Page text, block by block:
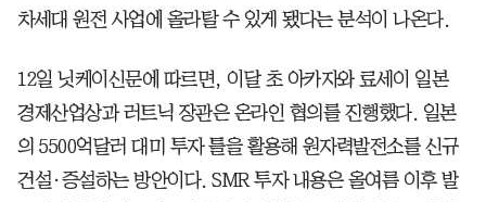
차세대 원전 사업에 올라탈 수 있게 됐다는 분석이 나온다.
12일 닛케이신문에 따르면, 이달 초 아카자와 료세이 일본
경제산업상과 러트닉 장관은 온라인 협의를 진행했다. 일본
의 5500억달러 대미 투자 틀을 활용해 원자력발전소를 신규
건설·증설하는 방안이다. SMR 투자 내용은 올여름 이후 발